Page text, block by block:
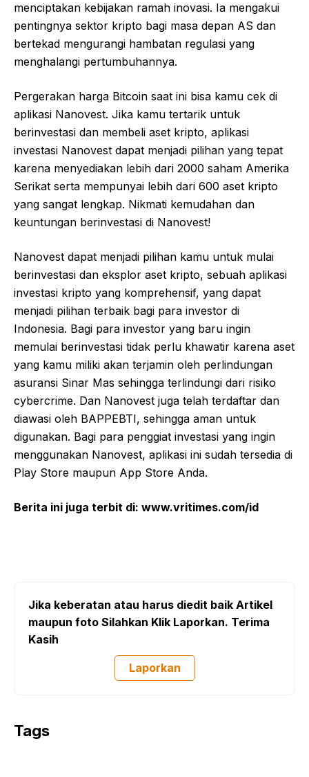
menciptakan kebijakan ramah inovasi. Ia mengakui
pentingnya sektor kripto bagi masa depan AS dan
bertekad mengurangi hambatan regulasi yang
menghalangi pertumbuhannya.
Pergerakan harga Bitcoin saat ini bisa kamu cek di
aplikasi Nanovest. Jika kamu tertarik untuk
berinvestasi dan membeli aset kripto, aplikasi
investasi Nanovest dapat menjadi pilihan yang tepat
karena menyediakan lebih dari 2000 saham Amerika
Serikat serta mempunyai lebih dari 600 aset kripto
yang sangat lengkap. Nikmati kemudahan dan
keuntungan berinvestasi di Nanovest!
Nanovest dapat menjadi pilihan kamu untuk mulai
berinvestasi dan eksplor aset kripto, sebuah aplikasi
investasi kripto yang komprehensif, yang dapat
menjadi pilihan terbaik bagi para investor di
Indonesia. Bagi para investor yang baru ingin
memulai berinvestasi tidak perlu khawatir karena aset
yang kamu miliki akan terjamin oleh perlindungan
asuransi Sinar Mas sehingga terlindungi dari risiko
cybercrime. Dan Nanovest juga telah terdaftar dan
diawasi oleh BAPPEBTI, sehingga aman untuk
digunakan. Bagi para penggiat investasi yang ingin
menggunakan Nanovest, aplikasi ini sudah tersedia di
Play Store maupun App Store Anda.
Berita ini juga terbit di: www.vritimes.com/id
Jika keberatan atau harus diedit baik Artikel
maupun foto Silahkan Klik Laporkan. Terima
Kasih
Laporkan
Tags